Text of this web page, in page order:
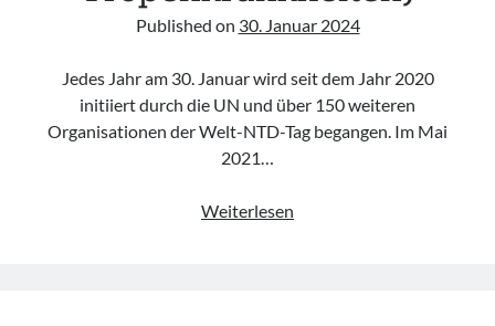
Published on 30. Januar 2024
Jedes Jahr am 30. Januar wird seit dem Jahr 2020
initiiert durch die UN und über 150 weiteren
Organisationen der Welt-NTD-Tag begangen. Im Mai
2021…
Weiterlesen